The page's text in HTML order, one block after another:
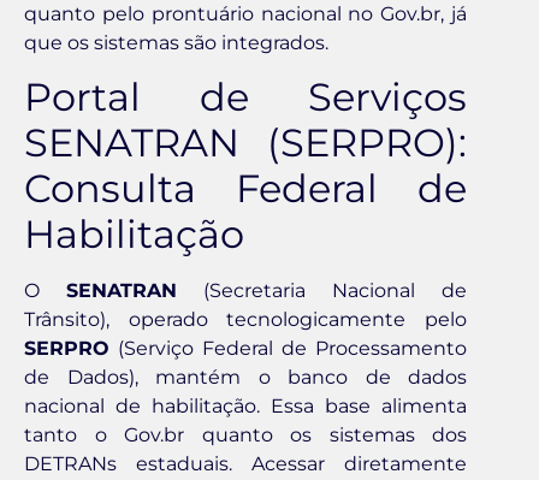
quanto pelo prontuário nacional no Gov.br, já
que os sistemas são integrados.
Portal de Serviços
SENATRAN (SERPRO):
Consulta Federal de
Habilitação
O SENATRAN (Secretaria Nacional de
Trânsito), operado tecnologicamente pelo
SERPRO (Serviço Federal de Processamento
de Dados), mantém o banco de dados
nacional de habilitação. Essa base alimenta
tanto o Gov.br quanto os sistemas dos
DETRANs estaduais. Acessar diretamente